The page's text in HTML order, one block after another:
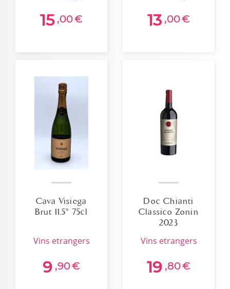
15 ,00€ 13 ,00€
Cava Visiega
Brut 11,5° 75cl
vins etrangers
9 ,90€
Doc Chianti
Classico Zonin
2023
vins etrangers
19 ,80€